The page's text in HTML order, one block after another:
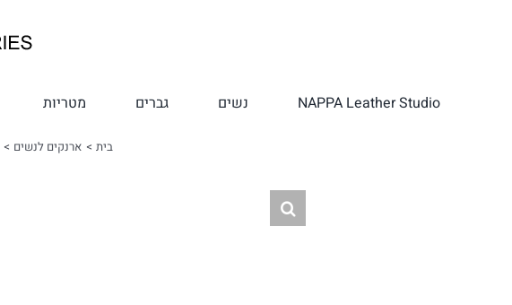
NAPPA Leather Studio נשים גברים מטריות
בית ארנקים לנשים